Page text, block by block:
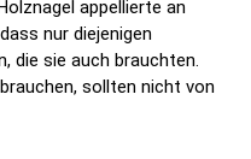
appellierte an
nur diejenigen
die sie auch brauchten.
sollten nicht von